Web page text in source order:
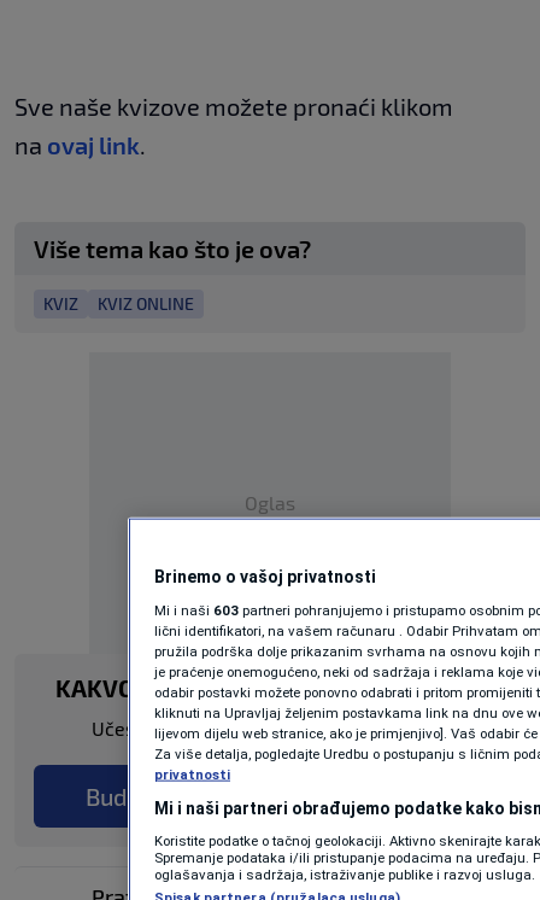
Sve naše kvizove možete pronaći klikom
na ovaj link.
Više tema kao što je ova?
KVIZ KVIZ ONLINE
Oglas
KAKVO JE TVOJE MIŠLJENJE O OVOME?
Učestvuj u diskusiji ili pročitaj komentare
Budi prvi koji će ostaviti komentar
Brinemo o vašoj privatnosti
Mi i naši 603 partneri pohranjujemo i pristupamo osobnim
lični identifikatori, na vašem računaru . Odabir Prihvatam
pružila podrška dolje prikazanim svrhama na osnovu kojih
je praćenje onemogućeno, neki od sadržaja i reklama koje
odabir postavki možete ponovno odabrati i pritom
kliknuti na Upravljaj željenim postavkama link na dnu ove
lijevom dijelu web stranice, ako je primjenjivo]. Vaš odabir
Za više detalja, pogledajte Uredbu o postupanju s ličnim
privatnosti
Mi i naši partneri obrađujemo podatke kako
Koristite podatke o tačnoj geolokaciji. Aktivno skenirajte
Spremanje podataka i/ili pristupanje podacima na uređaju.
oglašavanja i sadržaja, istraživanje publike i razvoj usluga.